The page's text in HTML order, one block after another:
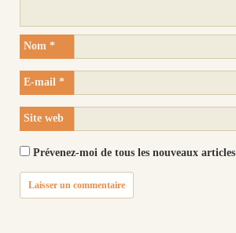
Nom *
E-mail *
Site web
Prévenez-moi de tous les nouveaux